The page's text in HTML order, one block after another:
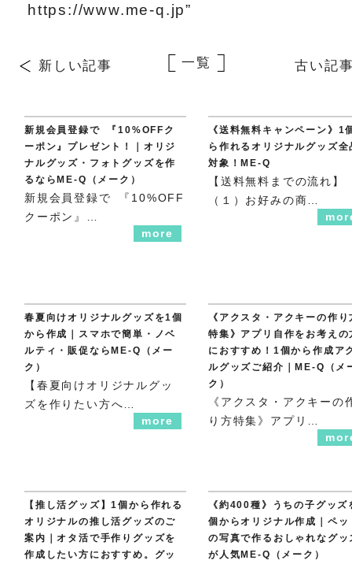
https://www.me-q.jp”
新しい記事 一覧 古い記
新規会員登録で 『10%OFFク
ーポン』プレゼント！｜オリジ
ナルグッズ・フォトグッズを作
るならME-Q（メーク）
新規会員登録で 『10%OFF
クーポン』…
more
《送料無料キャンペーン》1
ら作れるオリジナルグッズ全
対象！ME-Q
【送料無料までの流れ】
（１）お好みの商…
春夏向けオリジナルグッズを1個
から作成｜スマホで簡単・ノベ
ルティ・販促ならME-Q（メー
ク）
【春夏向けオリジナルグッ
ズを作りたい方へ…
more
《アクスタ・アクキーの作り
特集》アプリ自作をお考えの
におすすめ！1個から作成ア
ルグッズご紹介｜ME-Q（メ
ク）
《アクスタ・アクキーの
り方特集》アプリ…
【推し活グッズ】1個から作れる
オリジナルの推し活グッズのご
案内｜オタ活で手作りグッズを
作成したい方におすすめ。グッ
《約400種》うちの子グッズ
個からオリジナル作成｜ペッ
の写真で作るおしゃれなグッ
が人気ME-Q（メーク）